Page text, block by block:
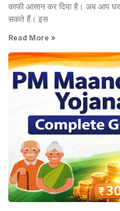
काफी आसान कर दिया है। अब आप घर
सकते हैं। इस
Read More »